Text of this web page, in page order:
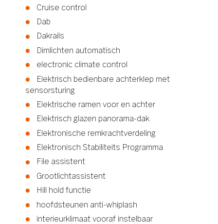
Cruise control
Dab
Dakrails
Dimlichten automatisch
electronic climate control
Elektrisch bedienbare achterklep met
sensorsturing
Elektrische ramen voor en achter
Elektrisch glazen panorama-dak
Elektronische remkrachtverdeling
Elektronisch Stabiliteits Programma
File assistent
Grootlichtassistent
Hill hold functie
hoofdsteunen anti-whiplash
interieurklimaat vooraf instelbaar